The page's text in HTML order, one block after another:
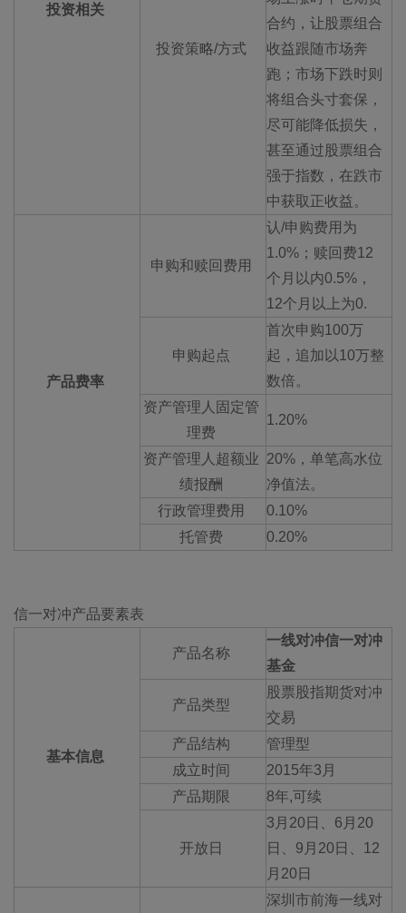
投资相关
投资策略/方式
合约，让股票组合
收益跟随市场奔
跑；市场下跌时则
将组合头寸套保，
尽可能降低损失，
甚至通过股票组合
强于指数，在跌市
中获取正收益。
产品费率
申购和赎回费用
认/申购费用为
1.0%；赎回费12
个月以内0.5%，
12个月以上为0.
申购起点
首次申购100万
起，追加以10万整
数倍。
资产管理人固定管
理费
1.20%
资产管理人超额业
绩报酬
20%，单笔高水位
净值法。
行政管理费用
0.10%
托管费
0.20%
信一对冲产品要素表
基本信息
产品名称
一线对冲信一对冲
基金
产品类型
股票股指期货对冲
交易
产品结构
管理型
成立时间
2015年3月
产品期限
8年,可续
开放日
3月20日、6月20
日、9月20日、12
月20日
深圳市前海一线对